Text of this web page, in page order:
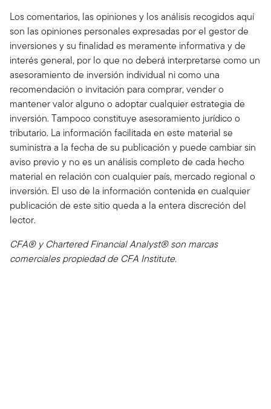
Los comentarios, las opiniones y los análisis recogidos aquí
son las opiniones personales expresadas por el gestor de
inversiones y su finalidad es meramente informativa y de
interés general, por lo que no deberá interpretarse como un
asesoramiento de inversión individual ni como una
recomendación o invitación para comprar, vender o
mantener valor alguno o adoptar cualquier estrategia de
inversión. Tampoco constituye asesoramiento jurídico o
tributario. La información facilitada en este material se
suministra a la fecha de su publicación y puede cambiar sin
aviso previo y no es un análisis completo de cada hecho
material en relación con cualquier país, mercado regional o
inversión. El uso de la información contenida en cualquier
publicación de este sitio queda a la entera discreción del
lector.
CFA® y Chartered Financial Analyst® son marcas
comerciales propiedad de CFA Institute.